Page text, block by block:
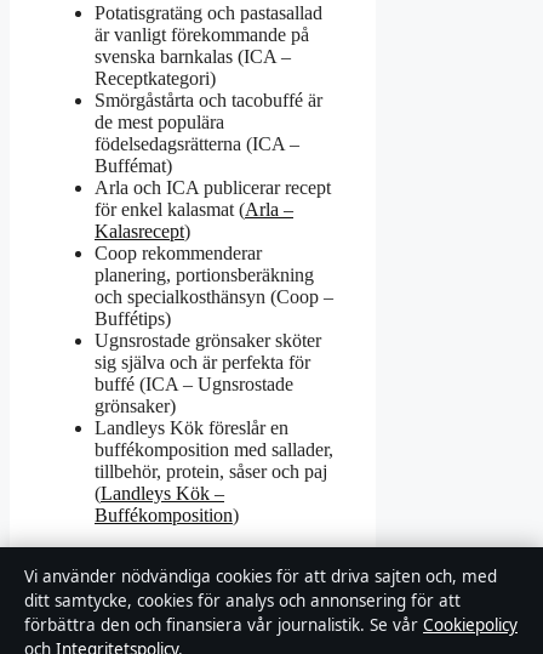
Potatisgratäng och pastasallad
är vanligt förekommande på
svenska barnkalas (ICA –
Receptkategori)
Smörgåstårta och tacobuffé är
de mest populära
födelsedagsrätterna (ICA –
Buffémat)
Arla och ICA publicerar recept
för enkel kalasmat (Arla –
Kalasrecept)
Coop rekommenderar
planering, portionsberäkning
och specialkosthänsyn (Coop –
Buffétips)
Ugnsrostade grönsaker sköter
sig själva och är perfekta för
buffé (ICA – Ugnsrostade
grönsaker)
Landleys Kök föreslår en
buffékomposition med sallader,
tillbehör, protein, såser och paj
(Landleys Kök –
Buffékomposition)
Exakt andel som föredrar varm
jämfört med kall buffé saknas i
Vi använder nödvändiga cookies för att driva sajten och, med
ditt samtycke, cookies för analys och annonsering för att
förbättra den och finansiera vår journalistik. Se vår Cookiepolicy
och Integritetspolicy.